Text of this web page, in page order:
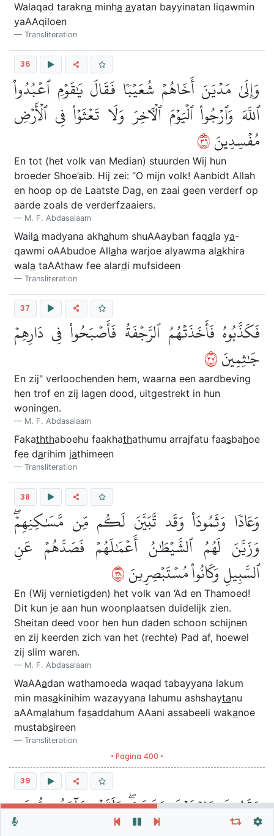
Walaqad tarakna minha ayatan bayyinatan liqawmin
yaAAqiloen
Transliteration
36
وَإِلَىٰ مَدۡيَنَ أَخَاهُمۡ شُعَيۡبٗا فَقَالَ يَٰقَوۡمِ ٱعۡبُدُواْ
ٱللَّهَ وَٱرۡجُواْ ٱلۡيَوۡمَ ٱلۡأٓخِرَ وَلَا تَعۡثَوۡاْ فِي ٱلۡأَرۡضِ
مُفۡسِدِينَ٦٣
En tot (het volk van Median) stuurden Wij hun
broeder Shoe’aib. Hij zei: “O mijn volk! Aanbidt Allah
en hoop op de Laatste Dag, en zaai geen verderf op
aarde zoals de verderfzaaiers.
M. F. Abdasalaam
Waila madyana akhahum shuAAayban faqala ya-
qawmi oAAbudoe Allaha warjoe alyawma alakhira
wala taAAthaw fee alardi mufsideen
Transliteration
37
فَكَذَّبُوهُ فَأَخَذَتۡهُمُ ٱلرَّجۡفَةُ فَأَصۡبَحُواْ فِي دَارِهِمۡ
جَٰثِمِينَ٧٣
En zij" verloochenden hem, waarna een aardbeving
hen trof en zij lagen dood, uitgestrekt in hun
woningen.
M. F. Abdasalaam
Fakaththaboehu faakhathathumu arrajfatu faasbahoe
fee darihim jathimeen
Transliteration
38
وَعَادٗا وَثَمُودَاْ وَقَد تَّبَيَّنَ لَكُم مِّن مَّسَٰكِنِهِمۡۖ
وَزَيَّنَ لَهُمُ ٱلشَّيۡطَٰنُ أَعۡمَٰلَهُمۡ فَصَدَّهُمۡ عَنِ
ٱلسَّبِيلِ وَكَانُواْ مُسۡتَبۡصِرِينَ٨٣
En (Wij vernietigden) het volk van ‘Ad en Thamoed!
Dit kun je aan hun woonplaatsen duidelijk zien.
Sheitan deed voor hen hun daden schoon schijnen
en zij keerden zich van het (rechte) Pad af, hoewel
zij slim waren.
M. F. Abdasalaam
WaAAadan wathamoeda waqad tabayyana lakum
min masakinihim wazayyana lahumu ashshaytanu
aAAmalahum fasaddahum AAani assabeeli wakanoe
mustabsireen
Transliteration
• Pagina 400 •
39
وَقَٰرُونَ وَفِرۡعَوۡنَ وَهَٰمَٰنَۖ وَلَقَدۡ جَآءَهُم مُّوسَىٰ